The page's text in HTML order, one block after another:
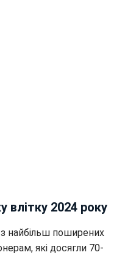
влітку 2024 року
найбільш поширених
які досягли 70-